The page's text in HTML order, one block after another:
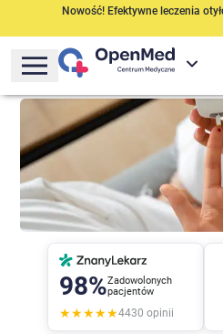
Nowość! Efektywne leczenia
98%Zadowolonych
pacjentów
★★★★★4430 opinii